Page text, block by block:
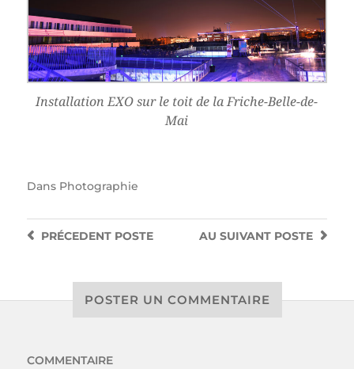
Installation EXO sur le toit de la Friche-Belle-de-
Mai
Dans Photographie
AU SUIVANT POSTE
PRÉCEDENTPOSTE
POSTER UN COMMENTAIRE
COMMENTAIRE